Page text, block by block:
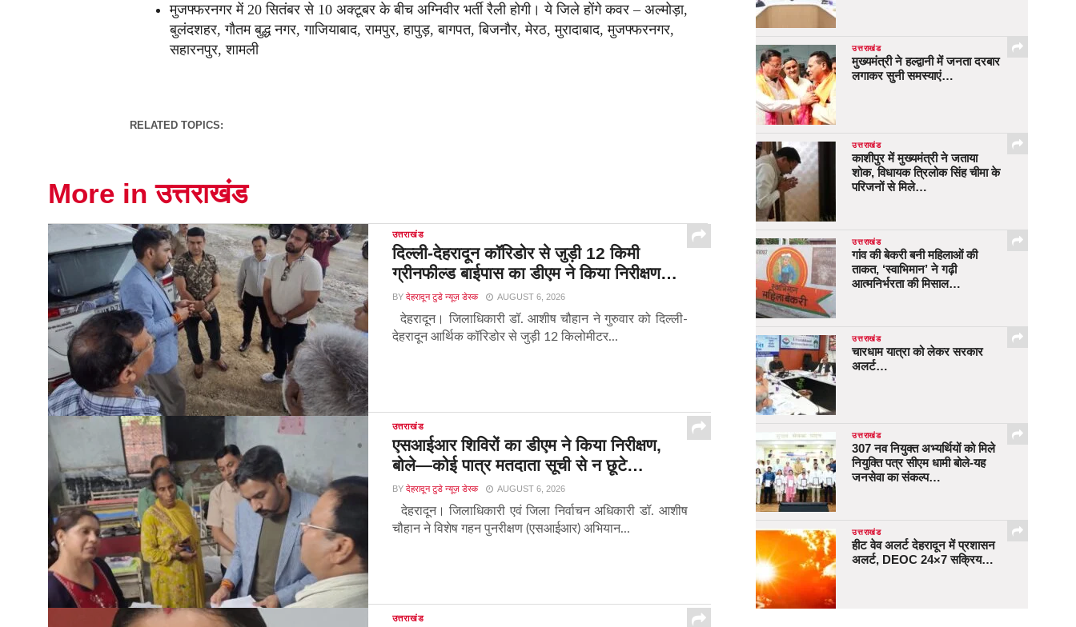
मुजफ्फरनगर में 20 सितंबर से 10 अक्टूबर के बीच अग्निवीर भर्ती रैली होगी। ये जिले होंगे कवर – अल्मोड़ा,
बुलंदशहर, गौतम बुद्ध नगर, गाजियाबाद, रामपुर, हापुड़, बागपत, बिजनौर, मेरठ, मुरादाबाद, मुजफ्फरनगर,
सहारनपुर, शामली
RELATED TOPICS:
More in उत्तराखंड
उत्तराखंड
दिल्ली-देहरादून कॉरिडोर से जुड़ी 12 किमी
ग्रीनफील्ड बाईपास का डीएम ने किया निरीक्षण…
BY देहरादून टुडे न्यूज़ डेस्क AUGUST 6, 2026
देहरादून। जिलाधिकारी डॉ. आशीष चौहान ने गुरुवार को दिल्ली-
देहरादून आर्थिक कॉरिडोर से जुड़ी 12 किलोमीटर...
उत्तराखंड
एसआईआर शिविरों का डीएम ने किया निरीक्षण,
बोले—कोई पात्र मतदाता सूची से न छूटे…
BY देहरादून टुडे न्यूज़ डेस्क AUGUST 6, 2026
देहरादून। जिलाधिकारी एवं जिला निर्वाचन अधिकारी डॉ. आशीष
चौहान ने विशेष गहन पुनरीक्षण (एसआईआर) अभियान...
उत्तराखंड
उत्तराखंड
मुख्यमंत्री ने हल्द्वानी में जनता दरबार
लगाकर सुनी समस्याएं…
उत्तराखंड
काशीपुर में मुख्यमंत्री ने जताया
शोक, विधायक त्रिलोक सिंह चीमा के
परिजनों से मिले…
उत्तराखंड
गांव की बेकरी बनी महिलाओं की
ताकत, ‘स्वाभिमान’ ने गढ़ी
आत्मनिर्भरता की मिसाल…
उत्तराखंड
चारधाम यात्रा को लेकर सरकार
अलर्ट…
उत्तराखंड
307 नव नियुक्त अभ्यर्थियों को मिले
नियुक्ति पत्र सीएम धामी बोले-यह
जनसेवा का संकल्प…
उत्तराखंड
हीट वेव अलर्ट देहरादून में प्रशासन
अलर्ट, DEOC 24×7 सक्रिय…